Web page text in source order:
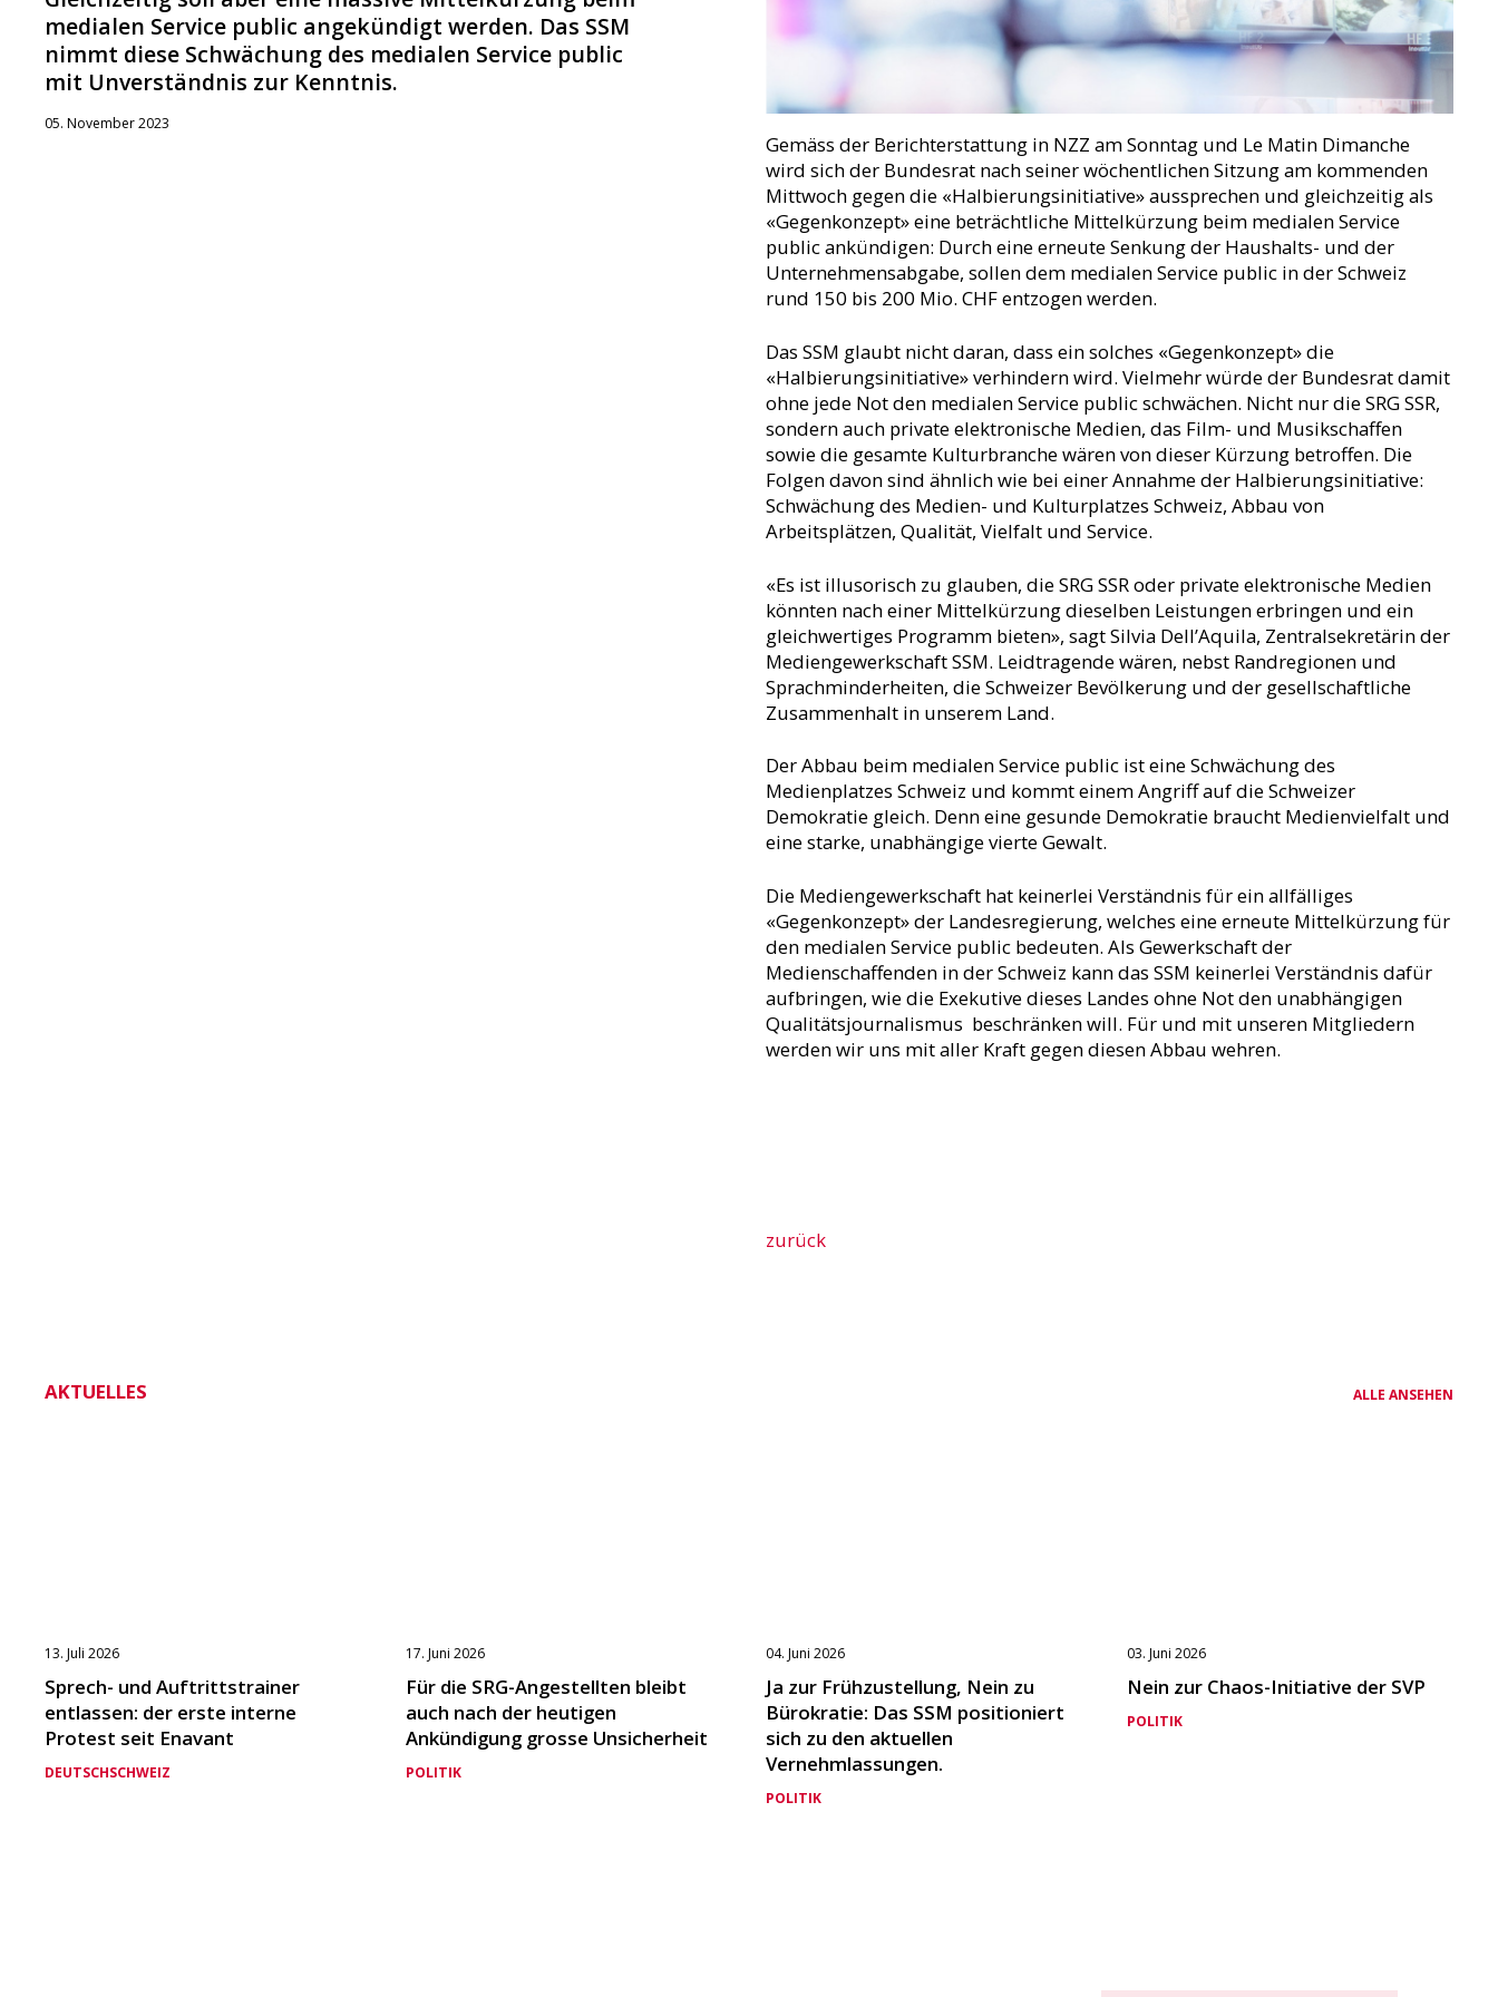
medialen Service public angekündigt werden. Das SSM
nimmt diese Schwächung des medialen Service public
mit Unverständnis zur Kenntnis.
05. November 2023
Gemäss der Berichterstattung in NZZ am Sonntag und Le Matin Dimanche
wird sich der Bundesrat nach seiner wöchentlichen Sitzung am kommenden
Mittwoch gegen die «Halbierungsinitiative» aussprechen und gleichzeitig als
«Gegenkonzept» eine beträchtliche Mittelkürzung beim medialen Service
public ankündigen: Durch eine erneute Senkung der Haushalts- und der
Unternehmensabgabe, sollen dem medialen Service public in der Schweiz
rund 150 bis 200 Mio. CHF entzogen werden.
Das SSM glaubt nicht daran, dass ein solches «Gegenkonzept» die
«Halbierungsinitiative» verhindern wird. Vielmehr würde der Bundesrat damit
ohne jede Not den medialen Service public schwächen. Nicht nur die SRG SSR,
sondern auch private elektronische Medien, das Film- und Musikschaffen
sowie die gesamte Kulturbranche wären von dieser Kürzung betroffen. Die
Folgen davon sind ähnlich wie bei einer Annahme der Halbierungsinitiative:
Schwächung des Medien- und Kulturplatzes Schweiz, Abbau von
Arbeitsplätzen, Qualität, Vielfalt und Service.
«Es ist illusorisch zu glauben, die SRG SSR oder private elektronische Medien
könnten nach einer Mittelkürzung dieselben Leistungen erbringen und ein
gleichwertiges Programm bieten», sagt Silvia Dell’Aquila, Zentralsekretärin der
Mediengewerkschaft SSM. Leidtragende wären, nebst Randregionen und
Sprachminderheiten, die Schweizer Bevölkerung und der gesellschaftliche
Zusammenhalt in unserem Land.
Der Abbau beim medialen Service public ist eine Schwächung des
Medienplatzes Schweiz und kommt einem Angriff auf die Schweizer
Demokratie gleich. Denn eine gesunde Demokratie braucht Medienvielfalt und
eine starke, unabhängige vierte Gewalt.
Die Mediengewerkschaft hat keinerlei Verständnis für ein allfälliges
«Gegenkonzept» der Landesregierung, welches eine erneute Mittelkürzung für
den medialen Service public bedeuten. Als Gewerkschaft der
Medienschaffenden in der Schweiz kann das SSM keinerlei Verständnis dafür
aufbringen, wie die Exekutive dieses Landes ohne Not den unabhängigen
Qualitätsjournalismus beschränken will. Für und mit unseren Mitgliedern
werden wir uns mit aller Kraft gegen diesen Abbau wehren.
zurück
AKTUELLES ALLE ANSEHEN
13. Juli 2026
Sprech- und Auftrittstrainer
entlassen: der erste interne
Protest seit Enavant
DEUTSCHSCHWEIZ
17. Juni 2026
Für die SRG-Angestellten bleibt
auch nach der heutigen
Ankündigung grosse Unsicherheit
POLITIK
04. Juni 2026
Ja zur Frühzustellung, Nein zu
Bürokratie: Das SSM positioniert
sich zu den aktuellen
Vernehmlassungen.
POLITIK
03. Juni 2026
Nein zur Chaos-Initiative der SVP
POLITIK